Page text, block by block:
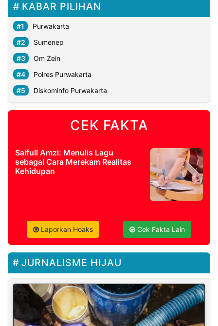
KABAR PILIHAN
Purwakarta
Sumenep
Om Zein
Polres Purwakarta
Diskominfo Purwakarta
CEK FAKTA
Saifull Amzi: Menulis Lagu
sebagai Cara Merekam Realitas
Kehidupan
Laporkan Hoaks Cek Fakta Lain
JURNALISME HIJAU